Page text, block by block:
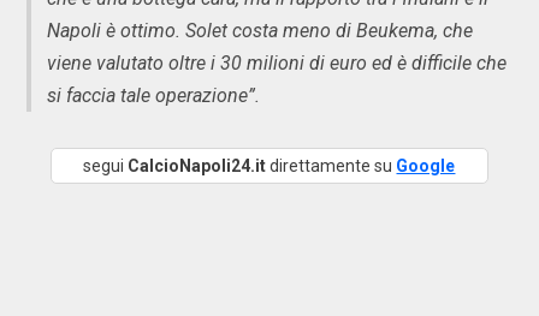
Napoli è ottimo. Solet costa meno di Beukema, che
viene valutato oltre i 30 milioni di euro ed è difficile che
si faccia tale operazione”.
segui CalcioNapoli24.itdirettamente su Google